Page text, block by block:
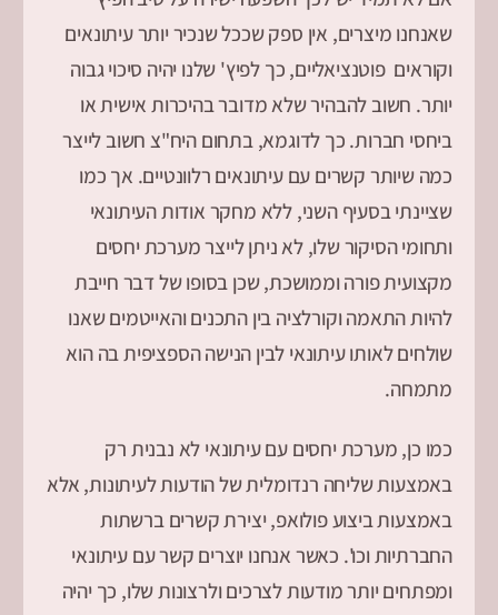
שאנחנו מיצרים, אין ספק שככל שנכיר יותר עיתונאים
וקוראים פוטנציאליים, כך לפיץ' שלנו יהיה סיכוי גבוה
יותר. חשוב להבהיר שלא מדובר בהיכרות אישית או
ביחסי חברות. כך לדוגמא, בתחום היח"צ חשוב לייצר
כמה שיותר קשרים עם עיתונאים רלוונטיים. אך כמו
שציינתי בסעיף השני, ללא מחקר אודות העיתונאי
ותחומי הסיקור שלו, לא ניתן לייצר מערכת יחסים
מקצועית פורה וממושכת, שכן בסופו של דבר חייבת
להיות התאמה וקורלציה בין התכנים והאייטמים שאנו
שולחים לאותו עיתונאי לבין הנישה הספציפית בה הוא
מתמחה.
כמו כן, מערכת יחסים עם עיתונאי לא נבנית רק
באמצעות שליחה רנדומלית של הודעות לעיתונות, אלא
באמצעות ביצוע פולואפ, יצירת קשרים ברשתות
החברתיות וכו'. כאשר אנחנו יוצרים קשר עם עיתונאי
ומפתחים יותר מודעות לצרכים ולרצונות שלו, כך יהיה